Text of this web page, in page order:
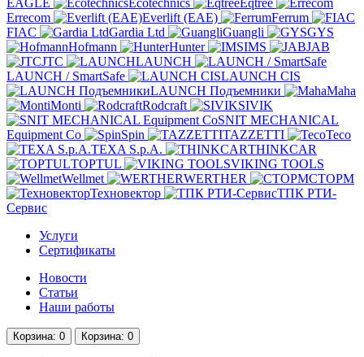
EAGLE
Ecotechnics
Eqtree
Errecom
Everlift (EAE)
Ferrum
FIAC
Gardia Ltd Guangli
GYS
Hofmann
Hunter IMS
JAB
JTC
LAUNCH
LAUNCH / SmartSafe
LAUNCH CIS
LAUNCH Подъемники
Maha
Monti
Rodcraft
SIVIK
SNIT MECHANICAL
Equipment Co
Spin TAZZETTI
Teco
TEXA S.p.A.
THINKCAR
TOPTUL
VIKING TOOLS
Wellmet
WERTHER
СТОРМ
Техновектор
ТПК РТИ-
Сервис
Услуги
Сертификаты
Новости
Статьи
Наши работы
Корзина: 0 Корзина: 0